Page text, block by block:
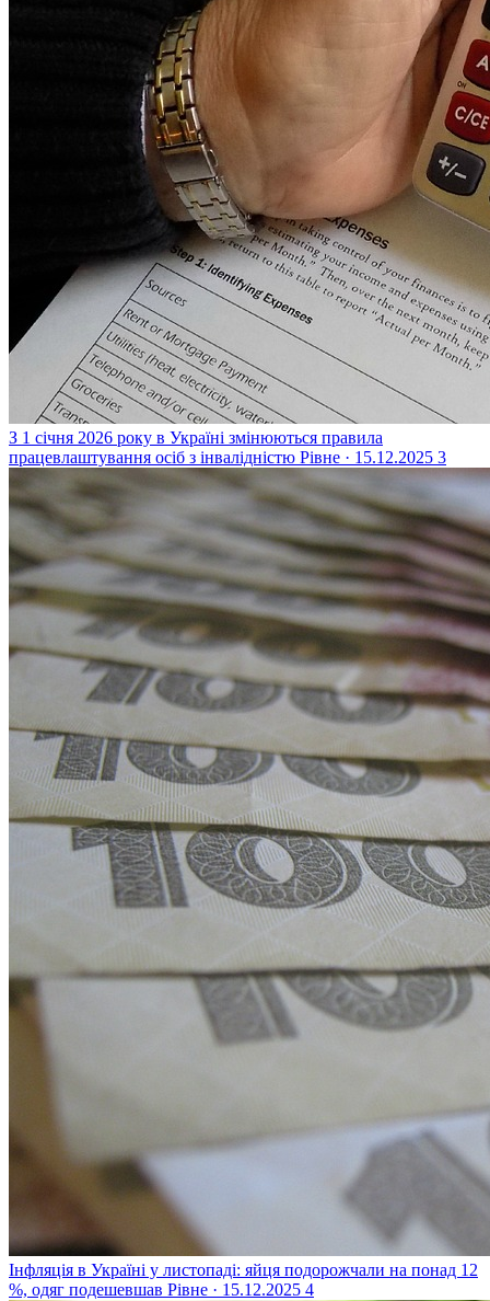
З 1 січня 2026 року в Україні змінюються правила
працевлаштування осіб з інвалідністю Рівне · 15.12.2025 3
Інфляція в Україні у листопаді: яйця подорожчали на понад 12
%, одяг подешевшав Рівне · 15.12.2025 4